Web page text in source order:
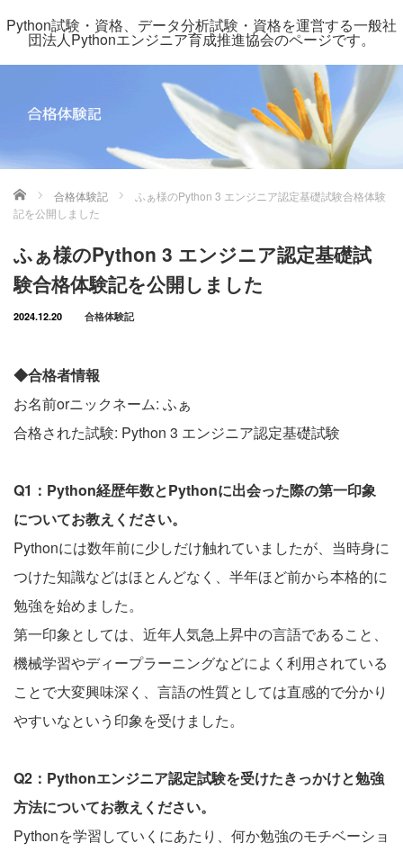
Python試験・資格、データ分析試験・資格を運営する一般社
団法人Pythonエンジニア育成推進協会のページです。
ホーム 合格体験記
ふぁ様のPython 3 エンジニア認定基礎試験合格体験
記を公開しました
ふぁ様のPython 3 エンジニア認定基礎試
験合格体験記を公開しました
2024.12.20 合格体験記
◆合格者情報
お名前orニックネーム: ふぁ
合格された試験: Python 3 エンジニア認定基礎試験
Q1：Python経歴年数とPythonに出会った際の第一印象
についてお教えください。
Pythonには数年前に少しだけ触れていましたが、当時身に
つけた知識などはほとんどなく、半年ほど前から本格的に
勉強を始めました。
第一印象としては、近年人気急上昇中の言語であること、
機械学習やディープラーニングなどによく利用されている
ことで大変興味深く、言語の性質としては直感的で分かり
やすいなという印象を受けました。
Q2：Pythonエンジニア認定試験を受けたきっかけと勉強
方法についてお教えください。
Pythonを学習していくにあたり、何か勉強のモチベーショ